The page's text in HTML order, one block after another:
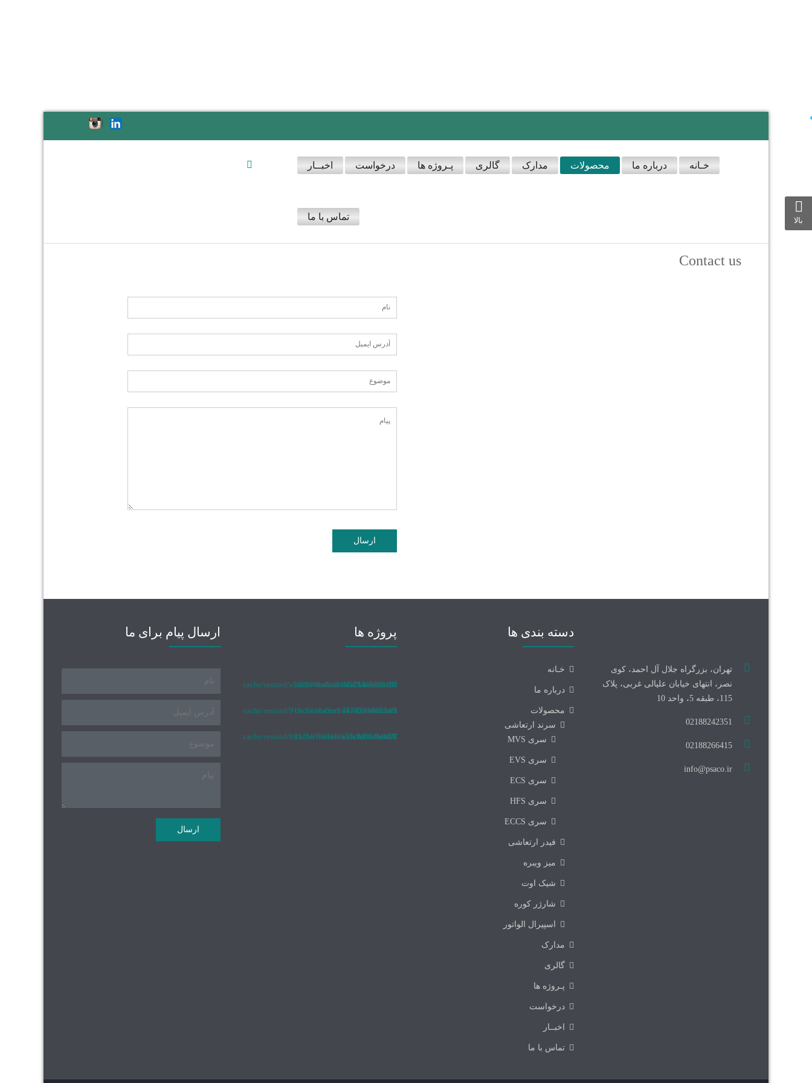
خـانه درباره ما محصولات مدارک گالری پـروژه ها درخواست اخبــار
تماس با ما
Contact us
تهران، بزرگراه جلال آل احمد، کوی
نصر، انتهای خیابان علیالی غربی، پلاک
115، طبقه 5، واحد 10
02188242351
02188266415
info@psaco.ir
دسته بندی ها
خـانه
درباره ما
محصولات
سرند ارتعاشی
سری MVS
سری EVS
سری ECS
سری HFS
سری ECCS
فیدر ارتعاشی
میز ویبره
شیک اوت
شارژر کوره
اسپیرال الواتور
مدارک
گالری
پـروژه ها
درخواست
اخبــار
تماس با ما
پروژه ها ارسال پیام برای ما
بالا